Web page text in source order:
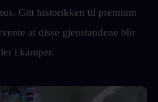
Gitt historikken til premium
at disse gjenstandene blir
i kamper.